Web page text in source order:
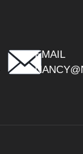
EMAIL